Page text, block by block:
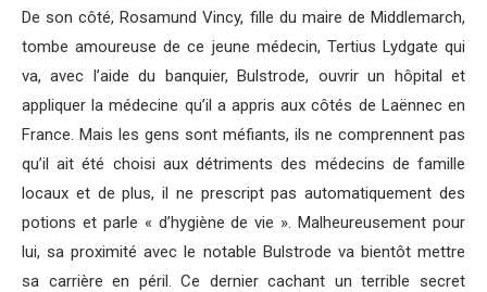
De son côté, Rosamund Vincy, fille du maire de Middlemarch,
tombe amoureuse de ce jeune médecin, Tertius Lydgate qui
va, avec l’aide du banquier, Bulstrode, ouvrir un hôpital et
appliquer la médecine qu’il a appris aux côtés de Laënnec en
France. Mais les gens sont méfiants, ils ne comprennent pas
qu’il ait été choisi aux détriments des médecins de famille
locaux et de plus, il ne prescript pas automatiquement des
potions et parle « d’hygiène de vie ». Malheureusement pour
lui, sa proximité avec le notable Bulstrode va bientôt mettre
sa carrière en péril. Ce dernier cachant un terrible secret